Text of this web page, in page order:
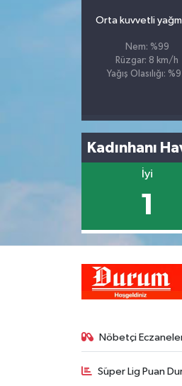
Orta kuvvetli
Nem: %99
Rüzgar: 8 km/h
Yağış Olasılığı:
Kadınhanı
İyi
1
Nöbetçi
Süper Lig Puan